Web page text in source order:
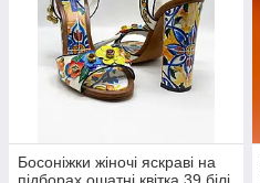
Босоніжки жіночі яскраві на